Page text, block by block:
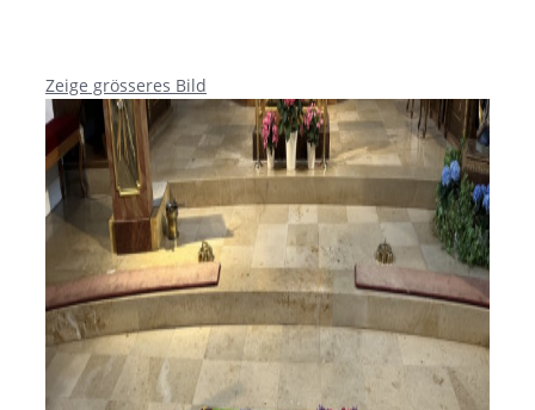
Zeige grösseres Bild